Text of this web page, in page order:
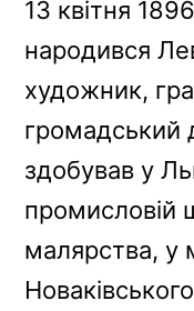
b
o
o
e
r
e
t
a
d
s
13 квітня
народився
художник,
громадський
здобував у
промисловій
малярства, у